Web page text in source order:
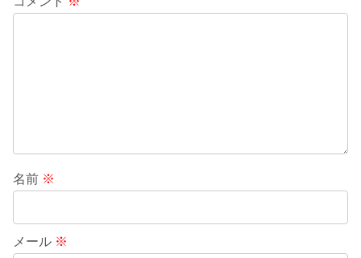
名前 ※
メール ※